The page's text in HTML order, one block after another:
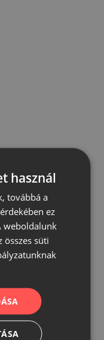
használ
továbbá a
ez
weboldalunk
összes süti